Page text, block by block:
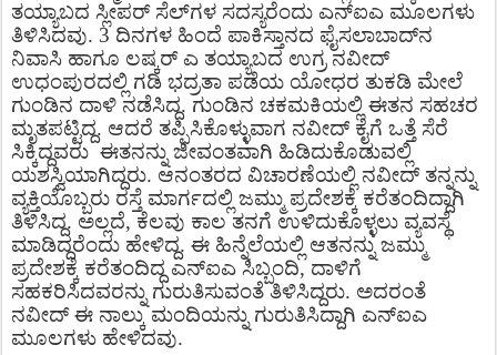
ತಯ್ಯಾಬದ ಸ್ಲೀಪರ್ ಸೆಲ್​ಗಳ ಸದಸ್ಯರೆಂದು ಎನ್​ಐಎ ಮೂಲಗಳು
ತಿಳಿಸಿದವು. 3 ದಿನಗಳ ಹಿಂದೆ ಪಾಕಿಸ್ತಾನದ ಫೈಸಲಾಬಾದ್​ನ
ನಿವಾಸಿ ಹಾಗೂ ಲಷ್ಕರ್ ಎ ತಯ್ಯಾಬದ ಉಗ್ರ ನವೀದ್
ಉಧಂಪುರದಲ್ಲಿ ಗಡಿ ಭದ್ರತಾ ಪಡೆಯ ಯೋಧರ ತುಕಡಿ ಮೇಲೆ
ಗುಂಡಿನ ದಾಳಿ ನಡೆಸಿದ್ದ. ಗುಂಡಿನ ಚಕಮಕಿಯಲ್ಲಿ ಈತನ ಸಹಚರ
ಮೃತಪಟ್ಟಿದ್ದ. ಆದರೆ ತಪ್ಪಿಸಿಕೊಳ್ಳುವಾಗ ನವೀದ್ ಕೈಗೆ ಒತ್ತೆ ಸೆರೆ
ಸಿಕ್ಕಿದ್ದವರು ಈತನನ್ನು ಜೀವಂತವಾಗಿ ಹಿಡಿದುಕೊಡುವಲ್ಲಿ
ಯಶಸ್ವಿಯಾಗಿದ್ದರು. ಆನಂತರದ ವಿಚಾರಣೆಯಲ್ಲಿ ನವೀದ್ ತನ್ನನ್ನು
ವ್ಯಕ್ತಿಯೊಬ್ಬರು ರಸ್ತೆ ಮಾರ್ಗದಲ್ಲಿ ಜಮ್ಮು ಪ್ರದೇಶಕ್ಕೆ ಕರೆತಂದಿದ್ದಾಗಿ
ತಿಳಿಸಿದ್ದ. ಅಲ್ಲದೆ, ಕೆಲವು ಕಾಲ ತನಗೆ ಉಳಿದುಕೊಳ್ಳಲು ವ್ಯವಸ್ಥೆ
ಮಾಡಿದ್ದರೆಂದು ಹೇಳಿದ್ದ. ಈ ಹಿನ್ನೆಲೆಯಲ್ಲಿ ಆತನನ್ನು ಜಮ್ಮು
ಪ್ರದೇಶಕ್ಕೆ ಕರೆತಂದಿದ್ದ ಎನ್​ಐಎ ಸಿಬ್ಬಂದಿ, ದಾಳಿಗೆ
ಸಹಕರಿಸಿದವರನ್ನು ಗುರುತಿಸುವಂತೆ ತಿಳಿಸಿದ್ದರು. ಅದರಂತೆ
ನವೀದ್ ಈ ನಾಲ್ಕು ಮಂದಿಯನ್ನು ಗುರುತಿಸಿದ್ದಾಗಿ ಎನ್​ಐಎ
ಮೂಲಗಳು ಹೇಳಿದವು.